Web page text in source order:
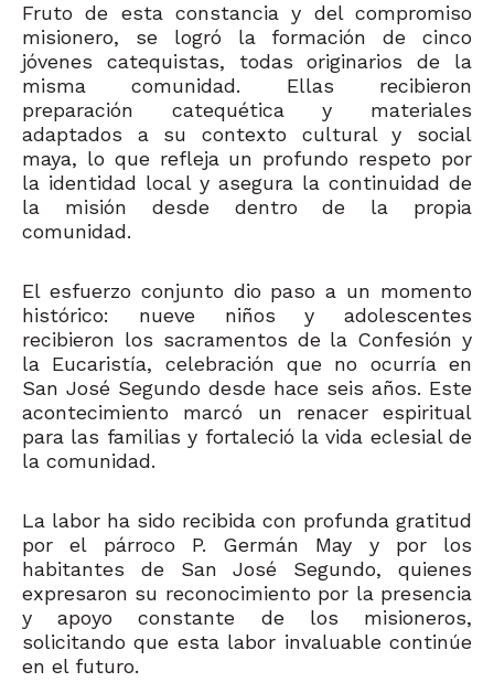
Fruto de esta constancia y del compromiso
misionero, se logró la formación de cinco
jóvenes catequistas, todas originarios de la
misma comunidad. Ellas recibieron
preparación catequética y materiales
adaptados a su contexto cultural y social
maya, lo que refleja un profundo respeto por
la identidad local y asegura la continuidad de
la misión desde dentro de la propia
comunidad.
El esfuerzo conjunto dio paso a un momento
histórico: nueve niños y adolescentes
recibieron los sacramentos de la Confesión y
la Eucaristía, celebración que no ocurría en
San José Segundo desde hace seis años. Este
acontecimiento marcó un renacer espiritual
para las familias y fortaleció la vida eclesial de
la comunidad.
La labor ha sido recibida con profunda gratitud
por el párroco P. Germán May y por los
habitantes de San José Segundo, quienes
expresaron su reconocimiento por la presencia
y apoyo constante de los misioneros,
solicitando que esta labor invaluable continúe
en el futuro.